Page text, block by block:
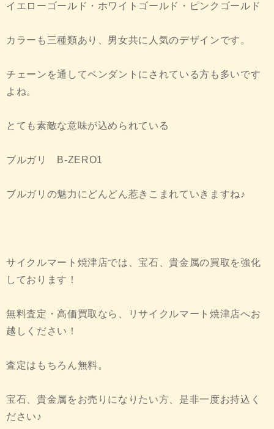
イエローゴールド・ホワイトゴールド・ピンクゴールド
カラーも三種類あり、男女共に人気のデザインです。
チェーンを通してペンダントにされている方も多いです
よね。
とても素敵な意味が込められている
ブルガリ B-ZERO1
ブルガリの魅力にどんどん惹きこまれていきますね♪
サイクルマート焼津店では、宝石、貴金属の買取を強化
しております！
無料査定・高価買取なら、リサイクルマート焼津店へお
越しください！
査定はもちろん無料。
宝石、貴金属をお売りになりたい方、是非一度お持込く
ださい♪